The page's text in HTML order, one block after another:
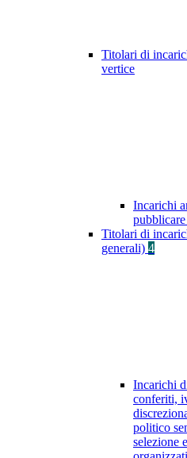
Titolari di
vertice
Incarichi
Titolari di
generali) 4
Incarichi
conferiti,
politico
selezione